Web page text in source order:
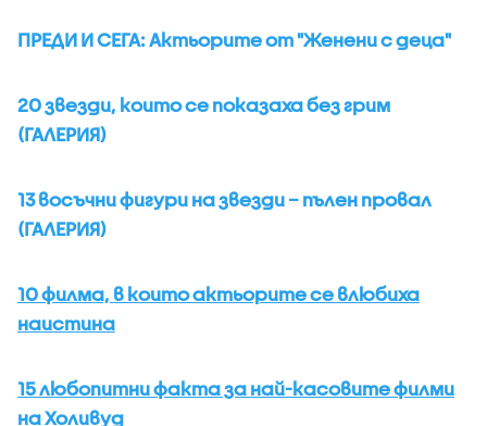
ПРЕДИ И СЕГА: Актьорите от "Женени с деца"
20 звезди, които се показаха без грим
(ГАЛЕРИЯ)
13 восъчни фигури на звезди – пълен провал
(ГАЛЕРИЯ)
10 филма, в които актьорите се влюбиха
наистина
15 любопитни факта за най-касовите филми
на Холивуд